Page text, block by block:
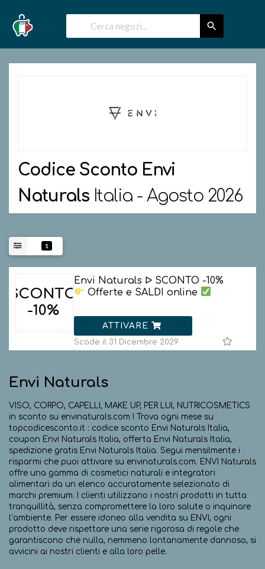
Codice Sconto Envi
Naturals Italia - Agosto 2026
1
SCONTO
-10%
Envi Naturals ᐅ SCONTO -10%
Offerte e SALDI online
ATTIVARE
Scade il 31 Dicembre 2029
Envi Naturals
VISO, CORPO, CAPELLI, MAKE UP, PER LUI, NUTRICOSMETICS
in sconto su envinaturals.com ! Trova ogni mese su
topcodicesconto.it : codice sconto Envi Naturals Italia,
coupon Envi Naturals Italia, offerta Envi Naturals Italia,
spedizione gratis Envi Naturals Italia. Segui mensilmente i
risparmi che puoi attivare su envinaturals.com. ENVI Naturals
offre una gamma di cosmetici naturali e integratori
alimentari da un elenco accuratamente selezionato di
marchi premium. I clienti utilizzano i nostri prodotti in tutta
tranquillità, senza compromettere la loro salute o inquinare
l’ambiente. Per essere idoneo alla vendita su ENVI, ogni
prodotto deve rispettare una serie rigorosa di regole che
garantiscono che nulla, nemmeno lontanamente dannoso, si
avvicini ai nostri clienti e alla loro pelle.